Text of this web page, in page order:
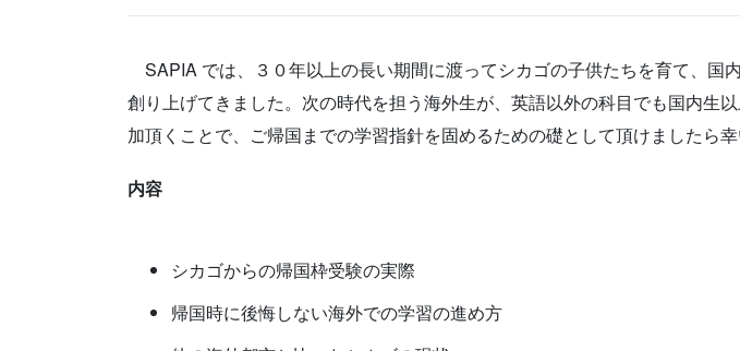
SAPIA では、３０年以上の長い期間に渡ってシカゴの子供たちを育て、国
創り上げてきました。次の時代を担う海外生が、英語以外の科目でも国内生
加頂くことで、ご帰国までの学習指針を固めるための礎として頂けましたら幸
内容
シカゴからの帰国枠受験の実際
帰国時に後悔しない海外での学習の進め方